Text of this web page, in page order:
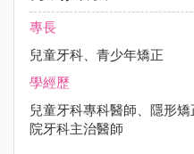
專長
兒童牙科、青少年矯正
學經歷
兒童牙科專科醫師、隱形
院牙科主治醫師